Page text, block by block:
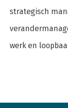
strategisch
werk en